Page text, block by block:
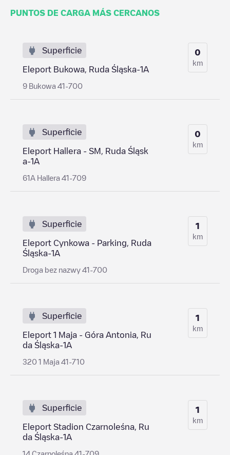
PUNTOS DE CARGA MÁS CERCANOS
Superficie
Eleport Bukowa, Ruda Śląska-1A
9 Bukowa 41-700
0
km
Superficie
Eleport Hallera - SM, Ruda Śląsk
a-1A
61A Hallera 41-709
0
km
Superficie
Eleport Cynkowa - Parking, Ruda
Śląska-1A
Droga bez nazwy 41-700
1
km
Superficie
Eleport 1 Maja - Góra Antonia, Ru
da Śląska-1A
320 1 Maja 41-710
1
km
Superficie
Eleport Stadion Czarnoleśna, Ru
da Śląska-1A
14 Czarnoleśna 41-709
1
km